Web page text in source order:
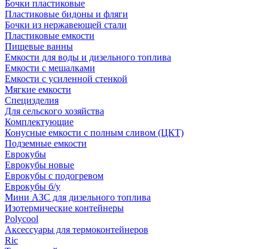
Бочки пластиковые
Пластиковые бидоны и фляги
Бочки из нержавеющей стали
Пластиковые емкости
Пищевые ванны
Емкости для воды и дизельного топлива
Емкости с мешалками
Емкости с усиленной стенкой
Мягкие емкости
Специзделия
Для сельского хозяйства
Комплектующие
Конусные емкости с полным сливом (ЦКТ)
Подземные емкости
Еврокубы
Еврокубы новые
Еврокубы с подогревом
Еврокубы б/у
Мини АЗС для дизельного топлива
Изотермические контейнеры
Polycool
Аксессуары для термоконтейнеров
Ric